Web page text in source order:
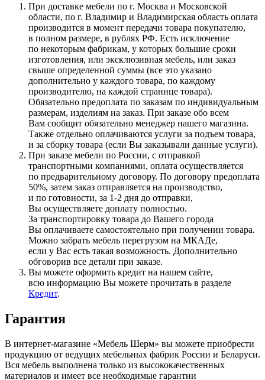
При доставке мебели по г. Москва и Московской
области, по г. Владимир и Владимирская область оплата
производится в момент передачи товара покупателю,
в полном размере, в рублях РФ. Есть исключение
по некоторым фабрикам, у которых большие сроки
изготовления, или эксклюзивная мебель, или заказ
свыше определенной суммы (все это указано
дополнительно у каждого товара, по каждому
производителю, на каждой странице товара).
Обязательно предоплата по заказам по индивидуальным
размерам, изделиям на заказ. При заказе обо всем
Вам сообщит обязательно менеджер нашего магазина.
Также отдельно оплачиваются услуги за подъем товара,
и за сборку товара (если Вы заказывали данные услуги).
При заказе мебели по России, с отправкой
транспортными компаниями, оплата осуществляется
по предварительному договору. По договору предоплата
50%, затем заказ отправляется на производство,
и по готовности, за 1-2 дня до отправки,
Вы осуществляете доплату полностью.
За транспортировку товара до Вашего города
Вы оплачиваете самостоятельно при получении товара.
Можно забрать мебель перегрузом на МКАДе,
если у Вас есть такая возможность. Дополнительно
обговорив все детали при заказе.
Вы можете оформить кредит на нашем сайте,
всю информацию Вы можете прочитать в разделе
Кредит.
Гарантия
В интернет-магазине «Мебель Шерм» вы можете приобрести
продукцию от ведущих мебельных фабрик России и Беларуси.
Вся мебель выполнена только из высококачественных
материалов и имеет все необходимые гарантии